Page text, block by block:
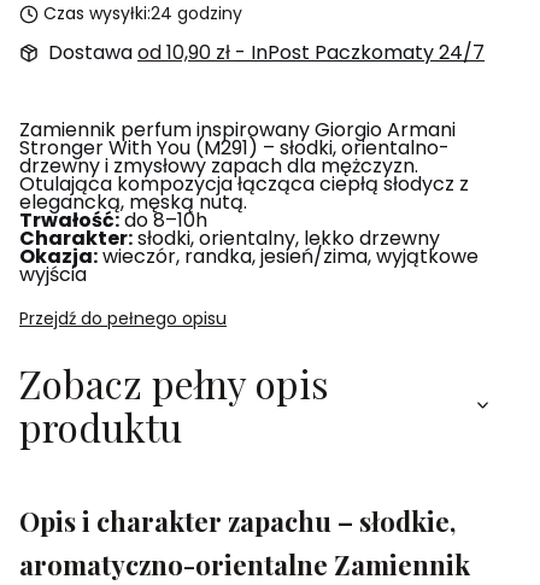
Czas wysyłki:24 godziny
Dostawaod 10,90 zł - InPost Paczkomaty 24/7
Zamiennik perfum inspirowany Giorgio Armani
Stronger With You (M291) – słodki, orientalno-
drzewny i zmysłowy zapach dla mężczyzn.
Otulająca kompozycja łącząca ciepłą słodycz z
elegancką, męską nutą.
Trwałość:do 8–10h
Charakter:słodki, orientalny, lekko drzewny
Okazja:wieczór, randka, jesień/zima, wyjątkowe
wyjścia
Przejdź do pełnego opisu
Zobacz pełny opis
produktu
Opis i charakter zapachu – słodkie,
aromatyczno-orientalne Zamiennik